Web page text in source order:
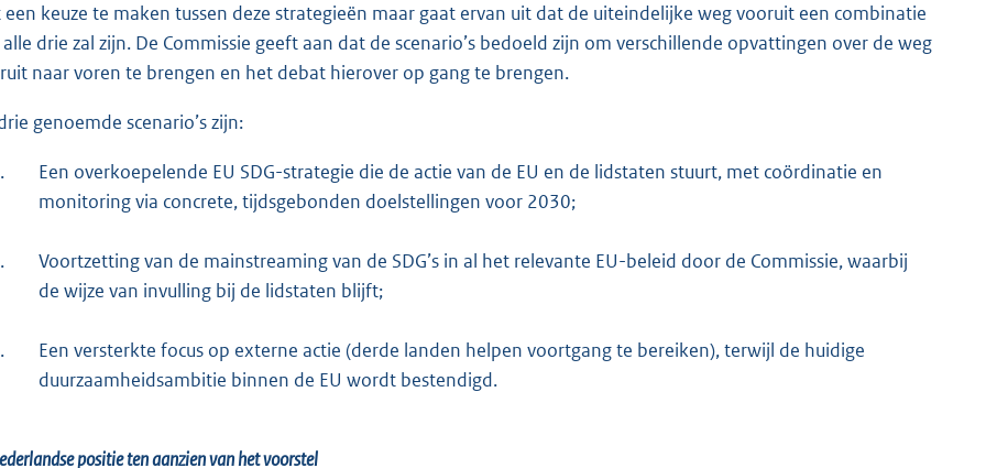
een keuze te maken tussen deze strategieën maar gaat ervan uit dat de uiteindelijke weg vooruit een combinatie
drie zal zijn. De Commissie geeft aan dat de scenario’s bedoeld zijn om verschillende opvattingen over de weg
naar voren te brengen en het debat hierover op gang te brengen.
genoemde scenario’s zijn:
Een overkoepelende EU SDG-strategie die de actie van de EU en de lidstaten stuurt, met coördinatie en
monitoring via concrete, tijdsgebonden doelstellingen voor 2030;
Voortzetting van de mainstreaming van de SDG’s in al het relevante EU-beleid door de Commissie, waarbij
de wijze van invulling bij de lidstaten blijft;
Een versterkte focus op externe actie (derde landen helpen voortgang te bereiken), terwijl de huidige
duurzaamheidsambitie binnen de EU wordt bestendigd.
positie ten aanzien van het voorstel